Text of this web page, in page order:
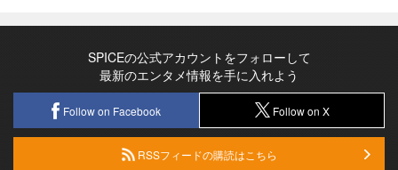
SPICEの公式アカウントをフォローして
最新のエンタメ情報を手に入れよう
Follow on Facebook Follow on X
RSSフィードの購読はこちら